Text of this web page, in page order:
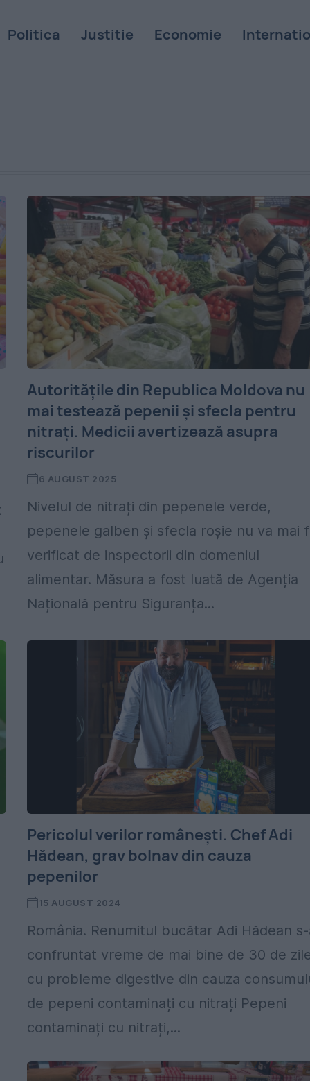
Politica Justitie Economie
Autoritățile din Republica Moldova nu
mai testează pepenii și sfecla pentru
nitrați. Medicii avertizează asupra
riscurilor
6 AUGUST 2025
Nivelul de nitrați din pepenele verde,
pepenele galben și sfecla roșie nu va mai
verificat de inspectorii din domeniul
alimentar. Măsura a fost luată de Agenția
Națională pentru Siguranța...
Pericolul verilor românești. Chef Adi
Hădean, grav bolnav din cauza
pepenilor
15 AUGUST 2024
România. Renumitul bucătar Adi Hădean
confruntat vreme de mai bine de 30 de
cu probleme digestive din cauza
de pepeni contaminați cu nitrați Pepeni
contaminați cu nitrați,...